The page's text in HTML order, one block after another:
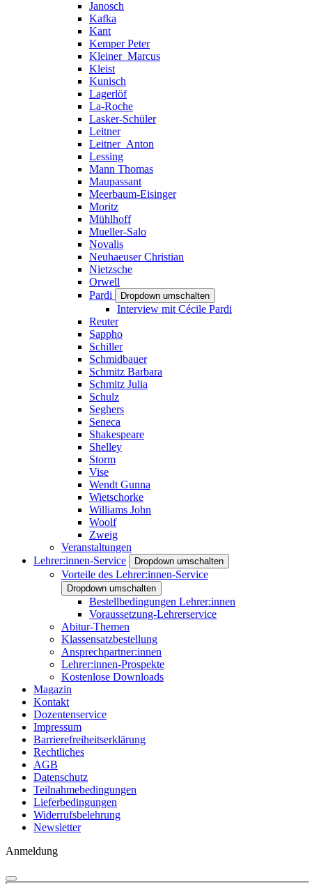
Janosch
Kafka
Kant
Kemper Peter
Kleiner_Marcus
Kleist
Kunisch
Lagerlöf
La-Roche
Lasker-Schüler
Leitner
Leitner_Anton
Lessing
Mann Thomas
Maupassant
Meerbaum-Eisinger
Moritz
Mühlhoff
Mueller-Salo
Novalis
Neuhaeuser Christian
Nietzsche
Orwell
Pardi
Dropdown umschalten
Interview mit Cécile Pardi
Reuter
Sappho
Schiller
Schmidbauer
Schmitz Barbara
Schmitz Julia
Schulz
Seghers
Seneca
Shakespeare
Shelley
Storm
Vise
Wendt Gunna
Wietschorke
Williams John
Woolf
Zweig
Veranstaltungen
Lehrer:innen-Service
Dropdown umschalten
Vorteile des Lehrer:innen-Service
Dropdown umschalten
Bestellbedingungen Lehrer:innen
Voraussetzung-Lehrerservice
Abitur-Themen
Klassensatzbestellung
Ansprechpartner:innen
Lehrer:innen-Prospekte
Kostenlose Downloads
Magazin
Kontakt
Dozentenservice
Impressum
Barrierefreiheitserklärung
Rechtliches
AGB
Datenschutz
Teilnahmebedingungen
Lieferbedingungen
Widerrufsbelehrung
Newsletter
Anmeldung